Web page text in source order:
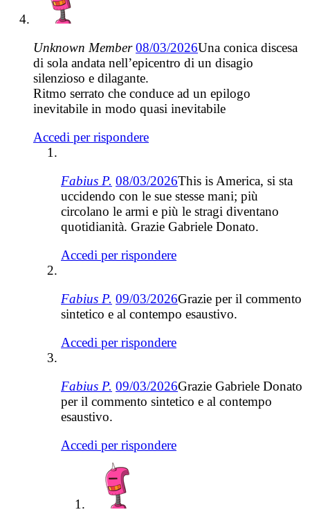
Unknown Member 08/03/2026Una conica discesa
di sola andata nell’epicentro di un disagio
silenzioso e dilagante.
Ritmo serrato che conduce ad un epilogo
inevitabile in modo quasi inevitabile
Accedi per rispondere
Fabius P. 08/03/2026This is America, si sta
uccidendo con le sue stesse mani; più
circolano le armi e più le stragi diventano
quotidianità. Grazie Gabriele Donato.
Accedi per rispondere
Fabius P. 09/03/2026Grazie per il commento
sintetico e al contempo esaustivo.
Accedi per rispondere
Fabius P. 09/03/2026Grazie Gabriele Donato
per il commento sintetico e al contempo
esaustivo.
Accedi per rispondere